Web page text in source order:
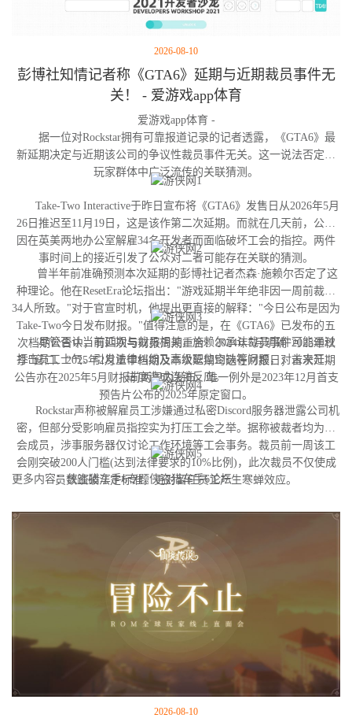
2026-08-10
彭博社知情记者称《GTA6》延期与近期裁员事件无
关！ - 爱游戏app体育
爱游戏app体育 -
据一位对Rockstar拥有可靠报道记录的记者透露，《GTA6》最
新延期决定与近期该公司的争议性裁员事件无关。这一说法否定了
玩家群体中广泛流传的关联猜测。
Take-Two Interactive于昨日宣布将《GTA6》发售日从2026年5月
26日推迟至11月19日，这是该作第二次延期。而就在几天前，公司
因在英美两地办公室解雇34名开发者而面临破坏工会的指控。两件
事时间上的接近引发了公众对二者可能存在关联的猜测。
曾半年前准确预测本次延期的彭博社记者杰森·施赖尔否定了这
种理论。他在ResetEra论坛指出："游戏延期半年绝非因一周前裁撤
34人所致。"对于官宣时机，他提出更直接的解释："今日公布是因为
Take-Two今日发布财报。"值得注意的是，在《GTA6》已发布的五
次档期公告中，有四次与财报周期重合：2024年5月明确"2025年秋
季"窗口、2025年2月重申档期及本次延期均选在财报日；首次延期
公告亦在2025年5月财报前两周内发布。唯一例外是2023年12月首支
预告片公布的2025年原定窗口。
尽管否认当前延期与裁员相关，施赖尔承认裁员事件可能通过
打击员工士气、引发法律纠纷及高级职位空缺等问题，对未来开发
进度造成连锁反应。
Rockstar声称被解雇员工涉嫌通过私密Discord服务器泄露公司机
密，但部分受影响雇员指控实为打压工会之举。据称被裁者均为工
会成员，涉事服务器仅讨论工作环境等工会事务。裁员前一周该工
会刚突破200人门槛(达到法律要求的10%比例)，此次裁员不仅使成
员数跌破法定标准，更对留任员工产生寒蝉效应。
更多内容：侠盗猎车手6专题侠盗猎车手6论坛
2026-08-10